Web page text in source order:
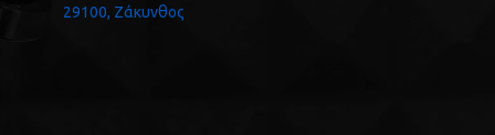
29100, Ζάκυνθος